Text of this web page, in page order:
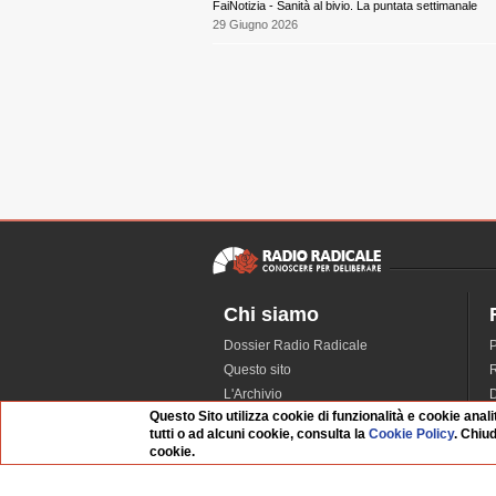
FaiNotizia - Sanità al bivio. La puntata settimanale
29 Giugno 2026
Chi siamo
Dossier Radio Radicale
Questo sito
L'Archivio
Redazione
La musica da Requiem
Infrastruttura informatica
Questo Sito utilizza cookie di funzionalità e cookie
tutti o ad alcuni cookie, consulta laCookie Policy.
cookie.